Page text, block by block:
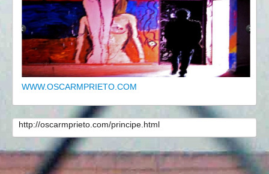
WWW.OSCARMPRIETO.COM
http://oscarmprieto.com/principe.html